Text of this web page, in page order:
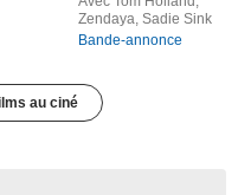
Zendaya, Sadie Sink
Bande-annonce
au ciné